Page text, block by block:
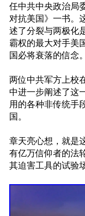
任中共中央政治局
对抗美国》一书。
述了分裂与两极化
霸权的最大对手美
国必将衰落的信念。
两位中共军方上校
中进一步阐述了这
用的各种非传统手
国。
章天亮心想，就是
有亿万信仰者的法
其迫害工具的试验